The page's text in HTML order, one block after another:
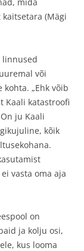
(Mägi
linnused
või
„Ehk võib
Kaali katastroofi
ju Kaali
kõik
vasta oma aja
on
ja kolju osi,
kus looma